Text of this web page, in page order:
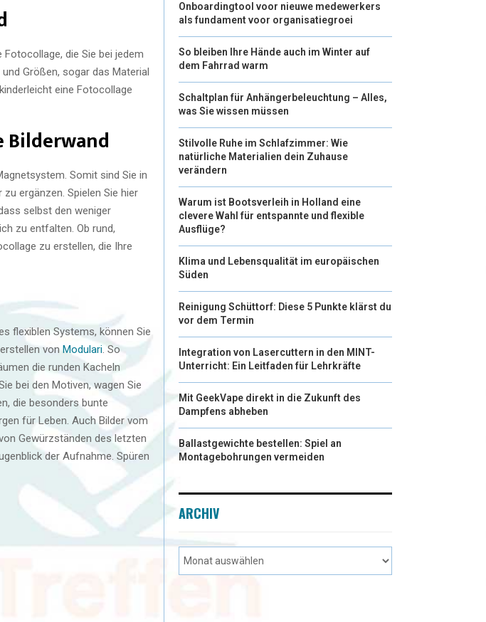
die Sie bei jedem
Größen, sogar das Material
eine Fotocollage
Somit sind Sie in
ergänzen. Spielen Sie hier
selbst den weniger
zu entfalten. Ob rund,
zu erstellen, die Ihre
flexiblen Systems, können Sie
von Modulari . So
die runden Kacheln
bei den Motiven, wagen Sie
die besonders bunte
für Leben. Auch Bilder vom
Gewürzständen des letzten
der Aufnahme. Spüren
Onboardingtool voor nieuwe medewerkers
als fundament voor organisatiegroei
So bleiben Ihre Hände auch im Winter auf
dem Fahrrad warm
Schaltplan für Anhängerbeleuchtung – Alles,
was Sie wissen müssen
Stilvolle Ruhe im Schlafzimmer: Wie
natürliche Materialien dein Zuhause
verändern
Warum ist Bootsverleih in Holland eine
clevere Wahl für entspannte und flexible
Ausflüge?
Klima und Lebensqualität im europäischen
Süden
Reinigung Schüttorf: Diese 5 Punkte klärst du
vor dem Termin
Integration von Lasercuttern in den MINT-
Unterricht: Ein Leitfaden für Lehrkräfte
Mit GeekVape direkt in die Zukunft des
Dampfens abheben
Ballastgewichte bestellen: Spiel an
Montagebohrungen vermeiden
ARCHIV